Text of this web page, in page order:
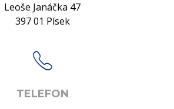
Leoše Janáčka 47
397 01 Písek
TELEFON